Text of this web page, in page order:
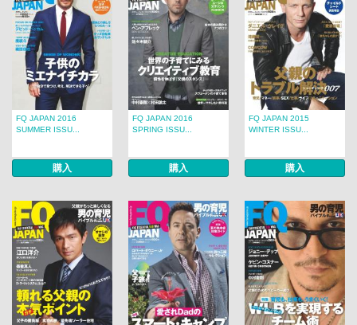
FQ JAPAN 2016
SUMMER ISSU...
購入
FQ JAPAN 2016
SPRING ISSU...
購入
FQ JAPAN 2015
WINTER ISSU...
購入